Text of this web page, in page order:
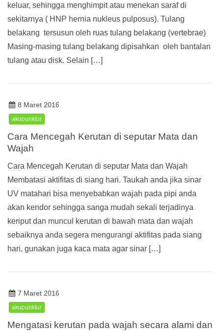
keluar, sehingga menghimpit atau menekan saraf di
sekitarnya ( HNP hernia nukleus pulposus). Tulang
belakang tersusun oleh ruas tulang belakang (vertebrae)
Masing-masing tulang belakang dipisahkan oleh bantalan
tulang atau disk. Selain […]
8 Maret 2016
akupunktur
Cara Mencegah Kerutan di seputar Mata dan
Wajah
Cara Mencegah Kerutan di seputar Mata dan Wajah
Membatasi aktifitas di siang hari. Taukah anda jika sinar
UV matahari bisa menyebabkan wajah pada pipi anda
akan kendor sehingga sanga mudah sekali terjadinya
keriput dan muncul kerutan di bawah mata dan wajah
sebaiknya anda segera mengurangi aktifitas pada siang
hari, gunakan juga kaca mata agar sinar […]
7 Maret 2016
akupunktur
Mengatasi kerutan pada wajah secara alami dan